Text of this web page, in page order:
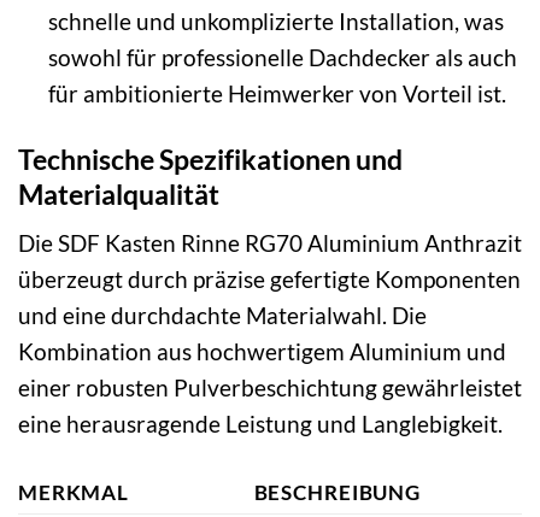
schnelle und unkomplizierte Installation, was
sowohl für professionelle Dachdecker als auch
für ambitionierte Heimwerker von Vorteil ist.
Technische Spezifikationen und
Materialqualität
Die SDF Kasten Rinne RG70 Aluminium Anthrazit
überzeugt durch präzise gefertigte Komponenten
und eine durchdachte Materialwahl. Die
Kombination aus hochwertigem Aluminium und
einer robusten Pulverbeschichtung gewährleistet
eine herausragende Leistung und Langlebigkeit.
MERKMAL BESCHREIBUNG